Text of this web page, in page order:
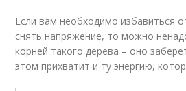
Если вам необходимо избавиться
снять напряжение, то можно
корней такого дерева – оно
этом прихватит и ту энергию,